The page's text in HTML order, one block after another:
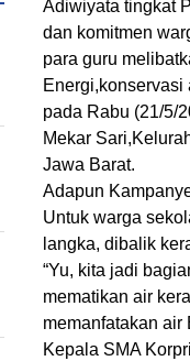
Adiwiyata tingkat
dan komitmen
para guru
pada Rabu (21/5/
Mekar
Jawa Barat.
Adapun
Untuk warga
langka, dibalik
“Yu, kita jadi
mematikan air
memanfatakan air
Kepala SMA